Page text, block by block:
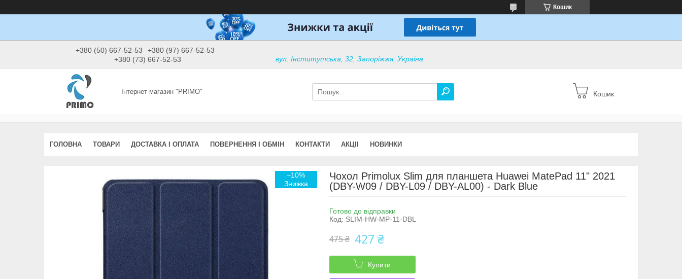
Кошик
+380 (50) 667-52-53
+380 (97) 667-52-53
+380 (73) 667-52-53
вул. Інститутська, 32, Запоріжжя, Україна
Інтернет магазин "PRIMO" Кошик
ГОЛОВНА ТОВАРИ ДОСТАВКА І ОПЛАТА ПОВЕРНЕННЯ І ОБМІН КОНТАКТИ АКЦІІ НОВИНКИ
–10%
Чохол Primolux Slim для планшета Huawei MatePad 11" 2021
(DBY-W09 / DBY-L09 / DBY-AL00) - Dark Blue
Готово до відправки
Код: SLIM-HW-MP-11-DBL
475 ₴ 427 ₴
Купити